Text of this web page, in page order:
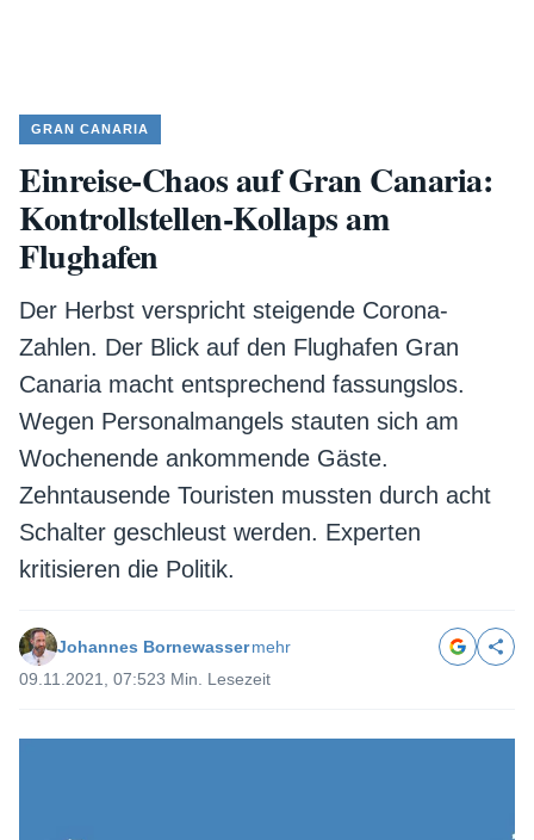
GRAN CANARIA
Einreise-Chaos auf Gran Canaria:
Kontrollstellen-Kollaps am
Flughafen
Der Herbst verspricht steigende Corona-
Zahlen. Der Blick auf den Flughafen Gran
Canaria macht entsprechend fassungslos.
Wegen Personalmangels stauten sich am
Wochenende ankommende Gäste.
Zehntausende Touristen mussten durch acht
Schalter geschleust werden. Experten
kritisieren die Politik.
Johannes Bornewassermehr
09.11.2021, 07:523 Min. Lesezeit